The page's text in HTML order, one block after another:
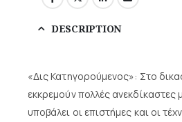
DESCRIPTION
«Δις Κατηγορούμενος»: Στο
εκκρεμούν πολλές ανεκδίκαστες
υποβάλει οι επιστήμες και οι